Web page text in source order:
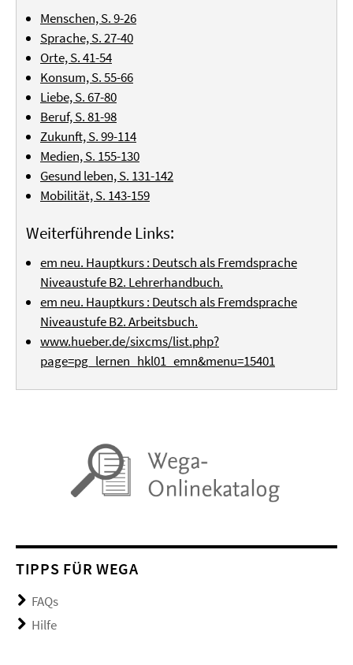
Menschen, S. 9-26
Sprache, S. 27-40
Orte, S. 41-54
Konsum, S. 55-66
Liebe, S. 67-80
Beruf, S. 81-98
Zukunft, S. 99-114
Medien, S. 155-130
Gesund leben, S. 131-142
Mobilität, S. 143-159
Weiterführende Links:
em neu. Hauptkurs : Deutsch als Fremdsprache
Niveaustufe B2. Lehrerhandbuch.
em neu. Hauptkurs : Deutsch als Fremdsprache
Niveaustufe B2. Arbeitsbuch.
www.hueber.de/sixcms/list.php?
page=pg_lernen_hkl01_emn&menu=15401
TIPPS FÜR WEGA
FAQs
Hilfe